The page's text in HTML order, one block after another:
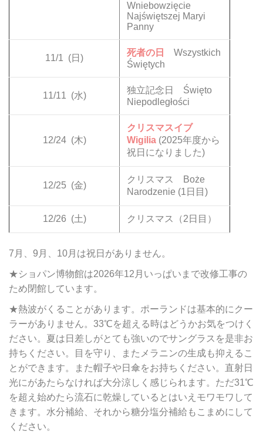
Wniebowzięcie
Najświętszej Maryi
Panny
11/1 (日)
死者の日
Wszystkich
Świętych
11/11 (水)
独立記念日 Święto
Niepodległości
12/24 (木)
クリスマスイブ
Wigilia (2025年度から
祝日になりました)
12/25 (金)
クリスマス Boże
Narodzenie (1日目)
12/26 (土) クリスマス（2日目）
7月、9月、10月は祝日がありません。
★ショパン博物館は2026年12月いっぱいまで改修工事の
ため閉館しています。
★熱波がくることがあります。ポーランドは基本的にクー
ラーがありません。33℃を超える時はどうかお気をつけく
ださい。夏は日差しがとても強いのでサングラスを是非お
持ちください。目を守り、またメラニンの生成も抑えるこ
とができます。また帽子や日傘をお持ちください。直射日
光にがあたらなければ大分涼しく感じられます。ただ31℃
を超え始めたら流石に乾燥しているとはいえモワモワして
きます。水分補給、それから糖分塩分補給もこまめにして
ください。